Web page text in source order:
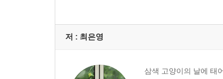
저 : 최은영
삼색 고양이의 날에 태